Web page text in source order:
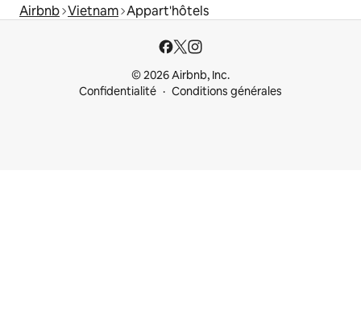
Airbnb Vietnam Appart'hôtels
© 2026 Airbnb, Inc.
Confidentialité
Conditions générales